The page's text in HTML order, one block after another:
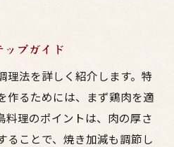
プガイド
理法を詳しく紹介します。特
作るためには、まず鶏肉を適
料理のポイントは、肉の厚さ
ることで、焼き加減も調節し